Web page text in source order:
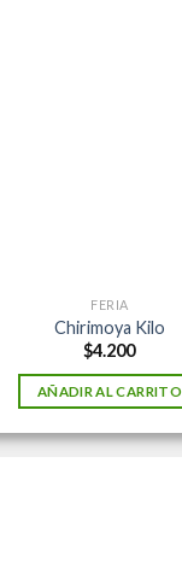
FERIA
Chirimoya Kilo
$4.200
AÑADIR AL CARRITO